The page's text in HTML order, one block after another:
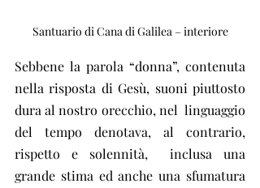
Santuario di Cana di Galilea – interiore
Sebbene la parola “donna”, contenuta
nella risposta di Gesù, suoni piuttosto
dura al nostro orecchio, nel  linguaggio
del tempo denotava, al contrario,
rispetto e solennità,  inclusa una
grande stima ed anche una sfumatura